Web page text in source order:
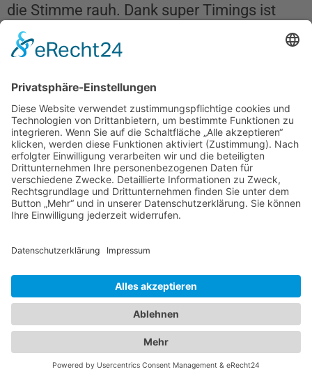
die Stimme rauh. Dank super Timings ist
alles nach 3 Stunden im Kasten und dann
hoffentlich bald auf der Grossfläche.
Verschlagwortet Christoph Gramann ,Haro
Kampagne,Parkett,Shooting
Alle Fotos © Christoph Gramann
ImpressumDatenschutz